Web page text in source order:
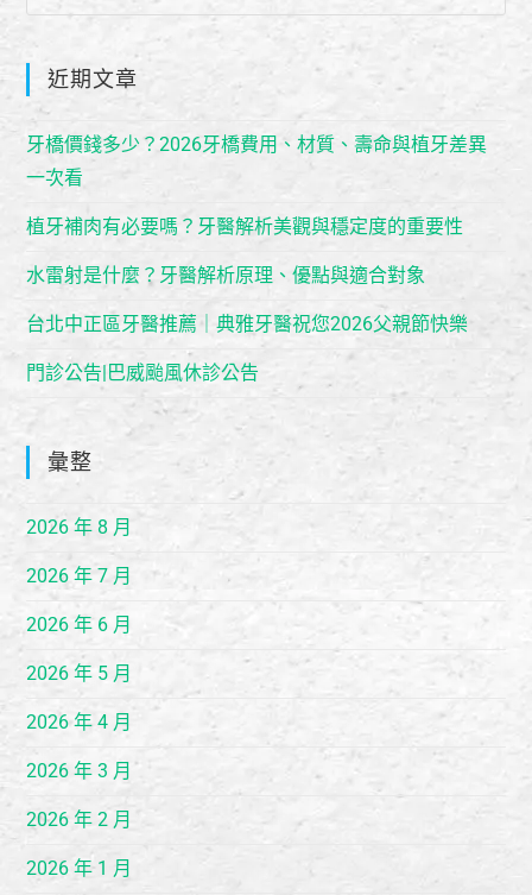
近期文章
牙橋價錢多少？2026牙橋費用、材質、壽命與植牙差異
一次看
植牙補肉有必要嗎？牙醫解析美觀與穩定度的重要性
水雷射是什麼？牙醫解析原理、優點與適合對象
台北中正區牙醫推薦｜典雅牙醫祝您2026父親節快樂
門診公告|巴威颱風休診公告
彙整
2026 年 8 月
2026 年 7 月
2026 年 6 月
2026 年 5 月
2026 年 4 月
2026 年 3 月
2026 年 2 月
2026 年 1 月